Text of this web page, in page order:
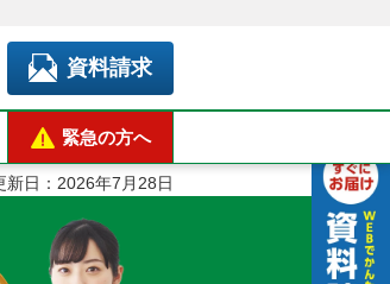
資料請求
緊急の方へ
新日： 2026年7月28日